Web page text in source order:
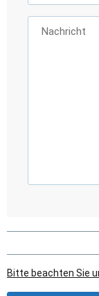
Nachricht
Bitte beachten Sie